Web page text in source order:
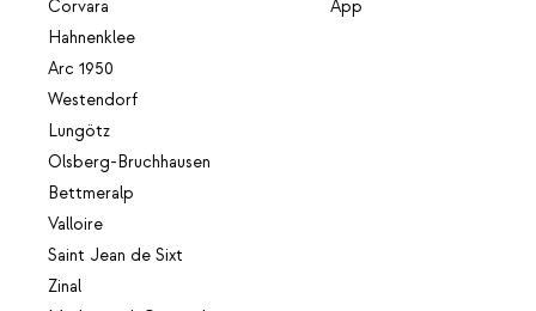
Corvara
Hahnenklee
Arc 1950
Westendorf
Lungötz
Olsberg-Bruchhausen
Bettmeralp
Valloire
Saint Jean de Sixt
Zinal
App